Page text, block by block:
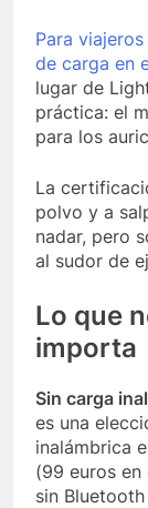
Para
de carga en
lugar de
práctica: el
para los
La
polvo y a
nadar, pero
al sudor de
Lo que
importa
Sin carga
es una
inalámbrica
(99 euros
sin